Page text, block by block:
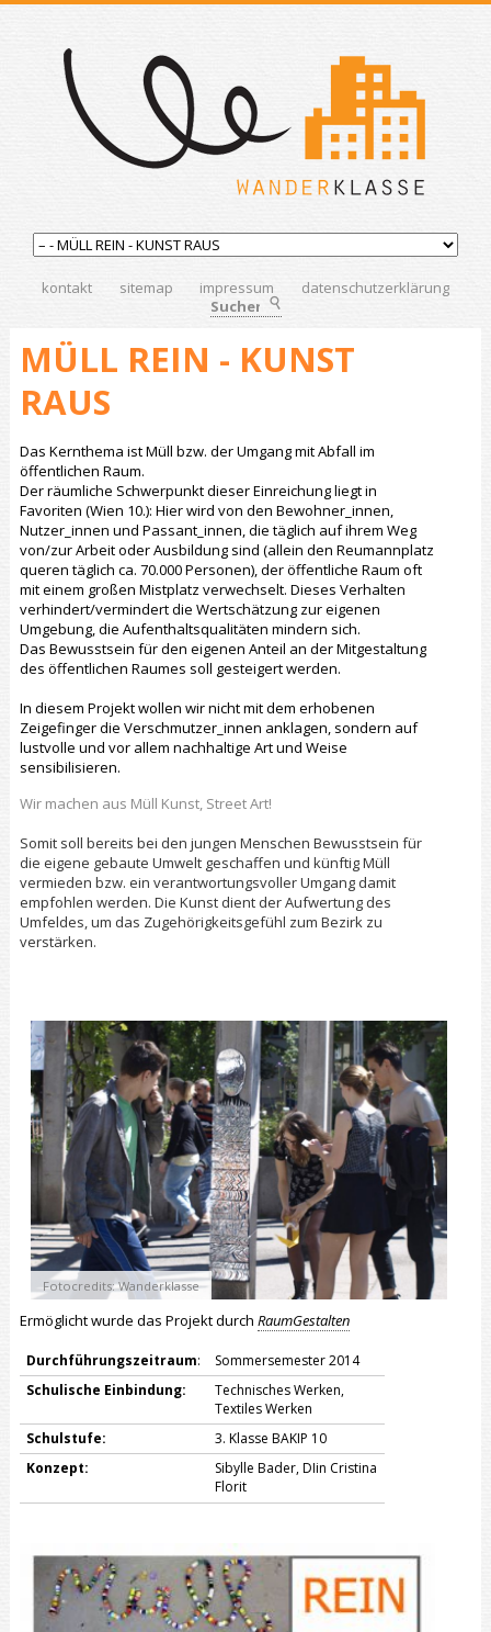
kontakt sitemap impressum datenschutzerklärung
MÜLL REIN - KUNST
RAUS
Das Kernthema ist Müll bzw. der Umgang mit Abfall im
öffentlichen Raum.
Der räumliche Schwerpunkt dieser Einreichung liegt in
Favoriten (Wien 10.): Hier wird von den Bewohner_innen,
Nutzer_innen und Passant_innen, die täglich auf ihrem Weg
von/zur Arbeit oder Ausbildung sind (allein den Reumannplatz
queren täglich ca. 70.000 Personen), der öffentliche Raum oft
mit einem großen Mistplatz verwechselt. Dieses Verhalten
verhindert/vermindert die Wertschätzung zur eigenen
Umgebung, die Aufenthaltsqualitäten mindern sich.
Das Bewusstsein für den eigenen Anteil an der Mitgestaltung
des öffentlichen Raumes soll gesteigert werden.
In diesem Projekt wollen wir nicht mit dem erhobenen
Zeigefinger die Verschmutzer_innen anklagen, sondern auf
lustvolle und vor allem nachhaltige Art und Weise
sensibilisieren.
Wir machen aus Müll Kunst, Street Art!
Somit soll bereits bei den jungen Menschen Bewusstsein für
die eigene gebaute Umwelt geschaffen und künftig Müll
vermieden bzw. ein verantwortungsvoller Umgang damit
empfohlen werden. Die Kunst dient der Aufwertung des
Umfeldes, um das Zugehörigkeitsgefühl zum Bezirk zu
verstärken.
Fotocredits: Wanderklasse
Ermöglicht wurde das Projekt durch RaumGestalten
Durchführungszeitraum:
Sommersemester 2014
Schulische Einbindung:
Technisches Werken,
Textiles Werken
Schulstufe:
3. Klasse BAKIP 10
Konzept:
Sibylle Bader, DIin Cristina
Florit